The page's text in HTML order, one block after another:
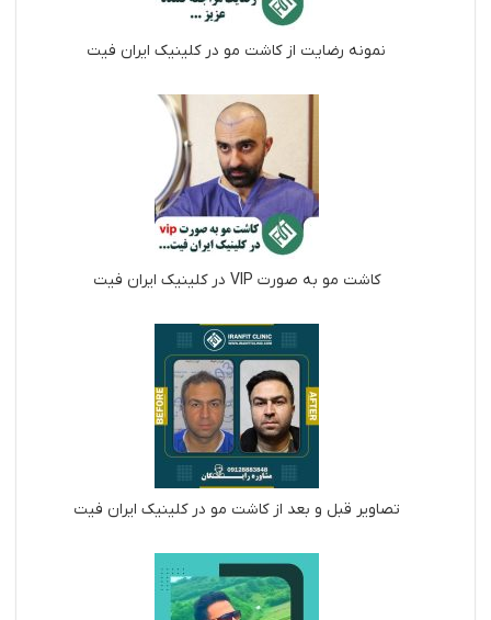
نمونه رضایت از کاشت مو در کلینیک ایران فیت
کاشت مو به صورت VIP در کلینیک ایران فیت
تصاویر قبل و بعد از کاشت مو در کلینیک ایران فیت